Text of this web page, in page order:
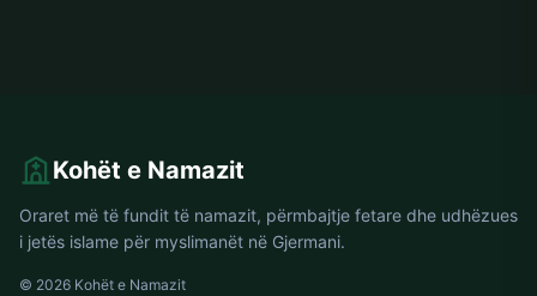
Kohët e Namazit
Oraret më të fundit të namazit, përmbajtje fetare dhe udhëzues
i jetës islame për myslimanët në Gjermani.
© 2026 Kohët e Namazit